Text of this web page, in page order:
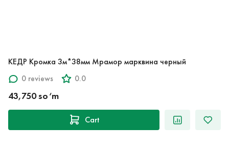
КЕДР Кромка 3м*38мм Мрамор марквина черный
0 reviews
0.0
43,750 so‘m
Cart